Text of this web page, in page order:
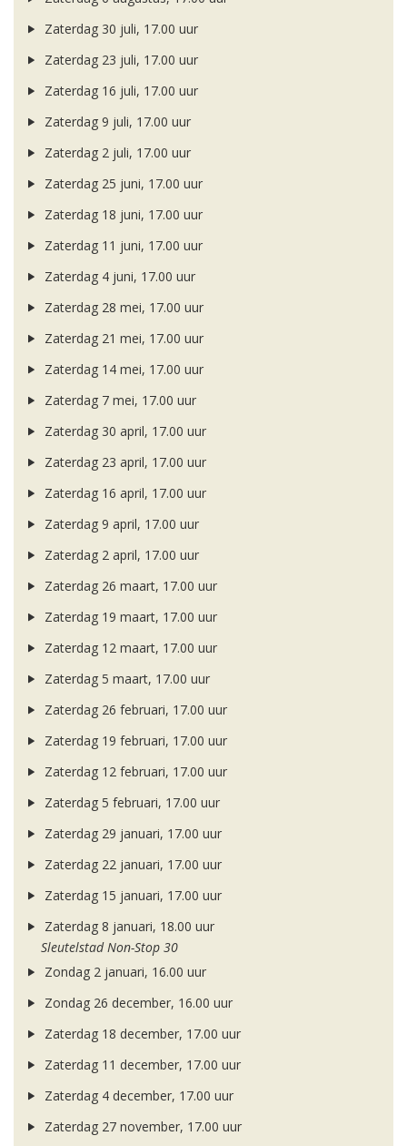
Zaterdag 30 juli, 17.00 uur
Zaterdag 23 juli, 17.00 uur
Zaterdag 16 juli, 17.00 uur
Zaterdag 9 juli, 17.00 uur
Zaterdag 2 juli, 17.00 uur
Zaterdag 25 juni, 17.00 uur
Zaterdag 18 juni, 17.00 uur
Zaterdag 11 juni, 17.00 uur
Zaterdag 4 juni, 17.00 uur
Zaterdag 28 mei, 17.00 uur
Zaterdag 21 mei, 17.00 uur
Zaterdag 14 mei, 17.00 uur
Zaterdag 7 mei, 17.00 uur
Zaterdag 30 april, 17.00 uur
Zaterdag 23 april, 17.00 uur
Zaterdag 16 april, 17.00 uur
Zaterdag 9 april, 17.00 uur
Zaterdag 2 april, 17.00 uur
Zaterdag 26 maart, 17.00 uur
Zaterdag 19 maart, 17.00 uur
Zaterdag 12 maart, 17.00 uur
Zaterdag 5 maart, 17.00 uur
Zaterdag 26 februari, 17.00 uur
Zaterdag 19 februari, 17.00 uur
Zaterdag 12 februari, 17.00 uur
Zaterdag 5 februari, 17.00 uur
Zaterdag 29 januari, 17.00 uur
Zaterdag 22 januari, 17.00 uur
Zaterdag 15 januari, 17.00 uur
Zaterdag 8 januari, 18.00 uur
Sleutelstad Non-Stop 30
Zondag 2 januari, 16.00 uur
Zondag 26 december, 16.00 uur
Zaterdag 18 december, 17.00 uur
Zaterdag 11 december, 17.00 uur
Zaterdag 4 december, 17.00 uur
Zaterdag 27 november, 17.00 uur